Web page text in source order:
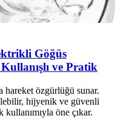
Göğüs
ve Pratik
hareket özgürlüğü sunar.
hijyenik ve güvenli
öne çıkar.